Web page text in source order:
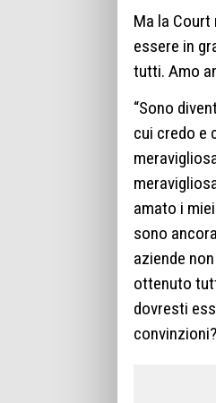
Ma la
essere in
tutti. Amo
“Sono
cui credo e
amato i
sono
aziende
ottenuto
dovresti